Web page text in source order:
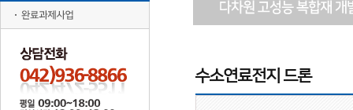
수소연료전지 드론